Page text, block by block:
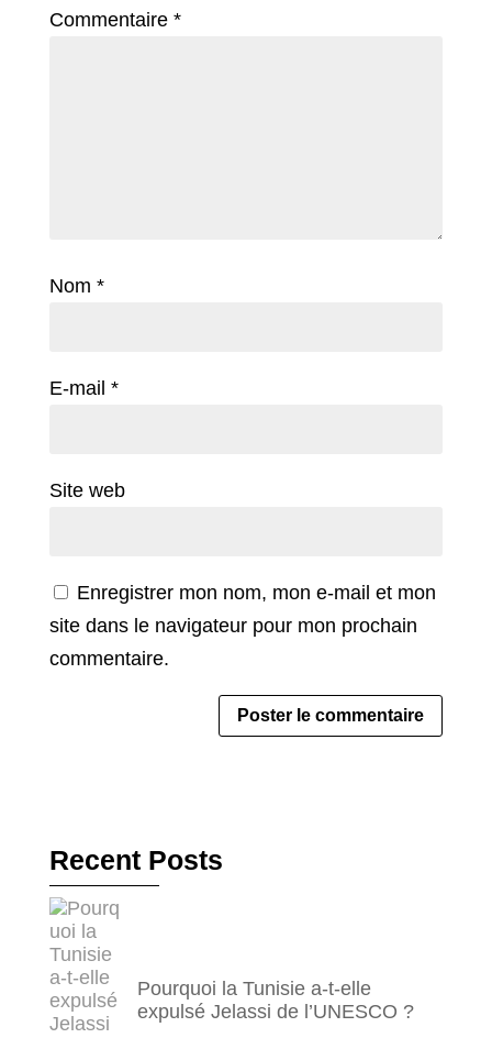
Commentaire *
Nom *
E-mail *
Site web
Enregistrer mon nom, mon e-mail et mon
site dans le navigateur pour mon prochain
commentaire.
Recent Posts
Pourquoi la Tunisie a-t-elle
expulsé Jelassi de l’UNESCO ?